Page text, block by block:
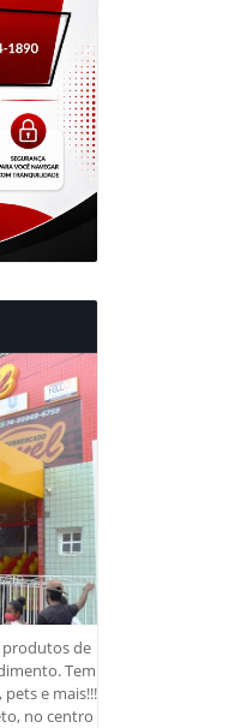
produtos de
Tem
e mais!!!
no centro